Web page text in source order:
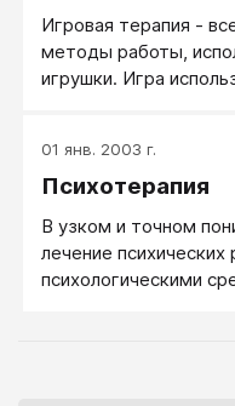
выявление через
источника
Игровая терапия -
методы работы,
игрушки. Игра
чувства, но они
мысли, переживания,
01 янв. 2003 г.
Психотерапия
В узком и точном
лечение психических
психологическими